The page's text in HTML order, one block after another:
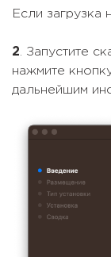
Если загрузка
2. Запустите
нажмите
дальнейшим